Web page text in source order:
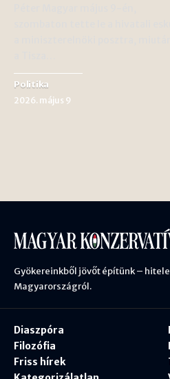
Politika
2026. május 9
Gyökereinkből jövőt építünk –
Magyarországról.
Diaszpóra
Filozófia
Friss hírek